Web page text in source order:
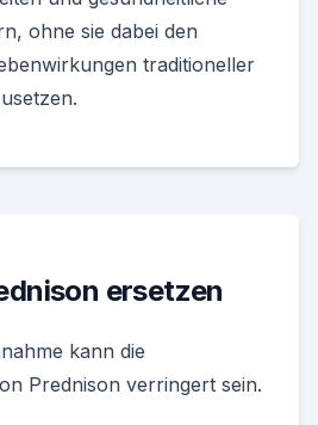
ohne sie dabei den
traditioneller
ersetzen
kann die
Prednison verringert sein.